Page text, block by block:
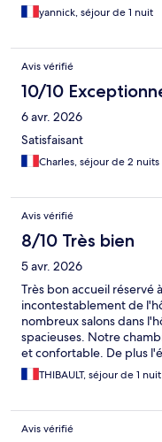
yannick, séjour de 1 nuit
Avis vérifié
10/10
6 avr. 2026
Satisfaisant
Charles, séjour de 2 nuits
Avis vérifié
8/10 Très bien
5 avr. 2026
Très bon accueil réservé
incontestablement de
nombreux salons dans
spacieuses. Notre
et confortable. De plus
améliorer, le petit
demandé.
THIBAULT, séjour de 1 nuit
Avis vérifié